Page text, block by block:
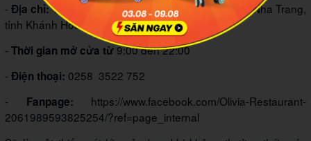
-Địa chỉ:14 Trần Quang Khải, Lộc Thọ, thành phố Nha Trang,
tỉnh Khánh Hòa, Việt Nam
- Thời gian mở cửa từ9:00 đến 22:00
- Điện thoại: 0258 3522 752
- Fanpage: https://www.facebook.com/Olivia-Restaurant-
2061989593825254/?ref=page_internal